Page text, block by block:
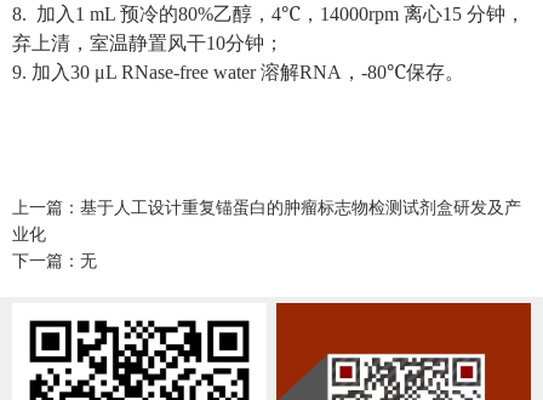
8. 加入1 mL 预冷的80%乙醇， 4℃ ， 14000rpm 离心15 分钟，
弃上清，室温静置风干10分钟；
9. 加入30 μL RNase-free water溶解RNA ， -80℃保存。
上一篇：基于人工设计重复锚蛋白的肿瘤标志物检测试剂盒研发及产
业化
下一篇：无